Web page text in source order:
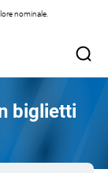
nominale.
biglietti